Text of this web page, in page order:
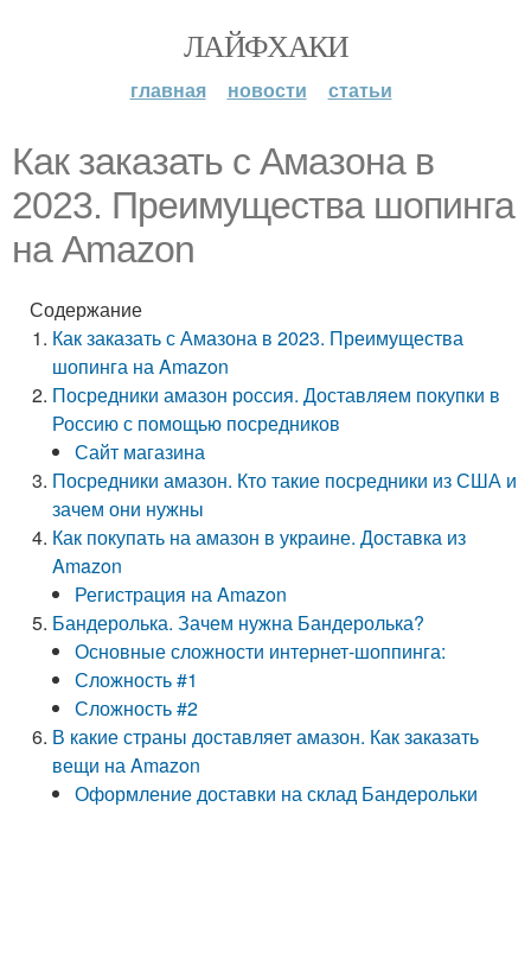
ЛАЙФХАКИ
главная новости статьи
Как заказать с Амазона в
2023. Преимущества шопинга
на Amazon
Содержание
Как заказать с Амазона в 2023. Преимущества
шопинга на Amazon
Посредники амазон россия. Доставляем покупки в
Россию с помощью посредников
Сайт магазина
Посредники амазон. Кто такие посредники из США и
зачем они нужны
Как покупать на амазон в украине. Доставка из
Amazon
Регистрация на Amazon
Бандеролька. Зачем нужна Бандеролька?
Основные сложности интернет-шоппинга:
Сложность #1
Сложность #2
В какие страны доставляет амазон. Как заказать
вещи на Amazon
Оформление доставки на склад Бандерольки